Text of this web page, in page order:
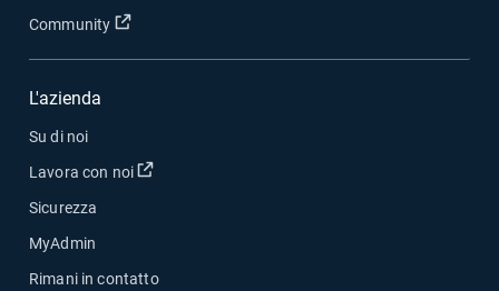
Community
Apri in una nuova finestra
L'azienda
Su di noi
Lavora con noi
Apri in una nuova finestra
Sicurezza
MyAdmin
Rimani in contatto